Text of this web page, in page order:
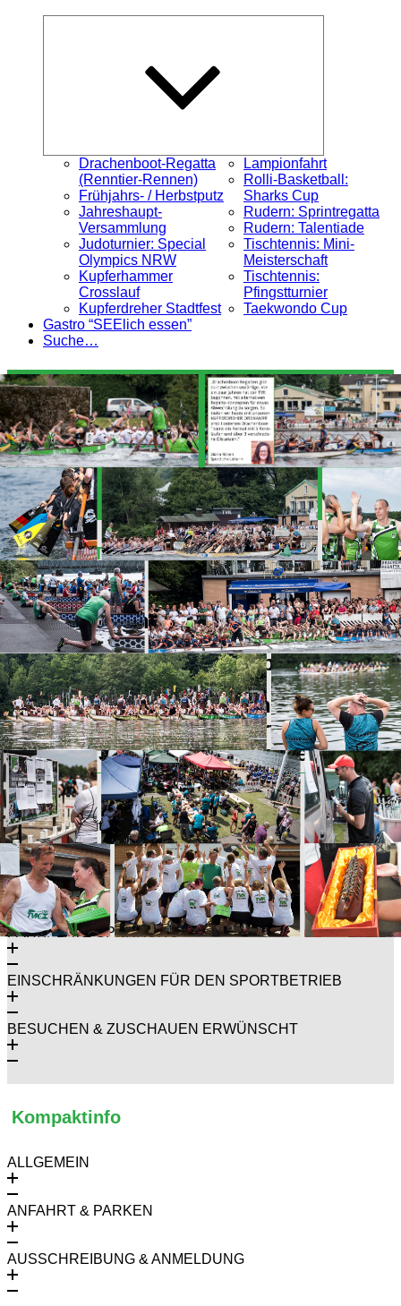
Drachenboot-Regatta
(Renntier-Rennen)
Frühjahrs- / Herbstputz
Jahreshaupt-
Versammlung
Judoturnier: Special
Olympics NRW
Kupferhammer
Crosslauf
Kupferdreher Stadtfest
Lampionfahrt
Rolli-Basketball:
Sharks Cup
Rudern: Sprintregatta
Rudern: Talentiade
Tischtennis: Mini-
Meisterschaft
Tischtennis:
Pfingstturnier
Taekwondo Cup
Gastro “SEElich essen”
Suche…
Nächster Termin
Kupferdreher "Renntier-Rennen"
Samstag, 28. November 2026
11:30 Uhr Team Captains Meeting
12:30 Uhr Start
ca. 14:30/15:00 Uhr Siegerehrung
Parkplatz gesperrt ab:
Freitag, 27. November 2026, 17:00 Uhr
Wichtig
PARKPLATZ-SPERRUNG
EINSCHRÄNKUNGEN FÜR DEN SPORTBETRIEB
BESUCHEN & ZUSCHAUEN ERWÜNSCHT
Kompaktinfo
ALLGEMEIN
ANFAHRT & PARKEN
AUSSCHREIBUNG & ANMELDUNG